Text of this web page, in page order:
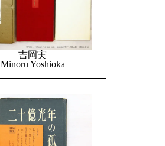
吉岡実
Minoru Yoshioka